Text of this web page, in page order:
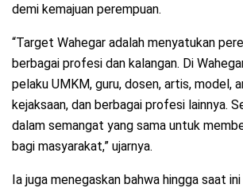
demi kemajuan perempuan.
“Target Wahegar adalah menyatukan
berbagai profesi dan kalangan. Di
pelaku UMKM, guru, dosen, artis, model,
kejaksaan, dan berbagai profesi lainnya.
dalam semangat yang sama untuk
bagi masyarakat,” ujarnya.
Ia juga menegaskan bahwa hingga saat